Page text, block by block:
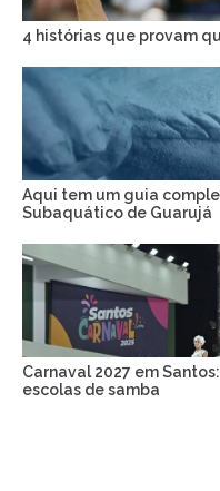
4 histórias que provam
Aqui tem um guia
Subaquático de Guarujá
Carnaval 2027 em
escolas de samba